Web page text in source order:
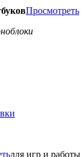
Просмотреть
для игр и работы